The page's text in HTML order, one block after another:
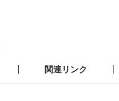
関連リンク